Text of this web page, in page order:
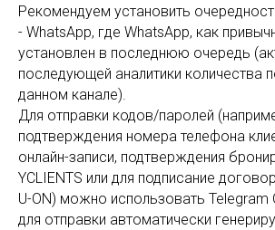
Рекомендуем установить
- WhatsApp, где WhatsApp, как
установлен в последнюю очередь
последующей аналитики количества
данном канале).
Для отправки кодов/паролей
подтверждения номера телефона
онлайн-записи, подтверждения
YCLIENTS или для подписание
U-ON) можно использовать Telegram
для отправки автоматически